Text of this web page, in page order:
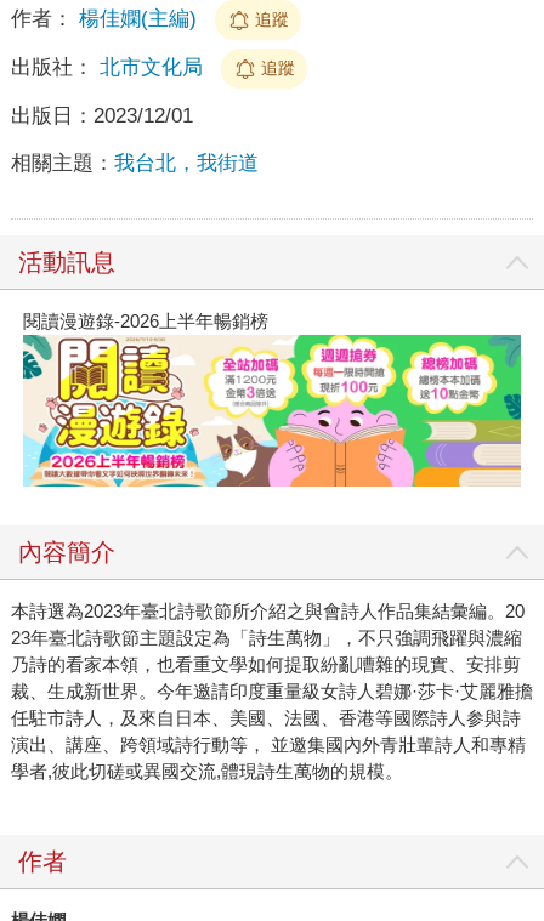
作者： 楊佳嫻(主編) 追蹤
出版社： 北市文化局 追蹤
出版日： 2023/12/01
相關主題： 我台北，我街道
活動訊息
閱讀漫遊錄-2026上半年暢銷榜
內容簡介
本詩選為2023年臺北詩歌節所介紹之與會詩人作品集結彙編。20
23年臺北詩歌節主題設定為「詩生萬物」，不只強調飛躍與濃縮
乃詩的看家本領，也看重文學如何提取紛亂嘈雜的現實、安排剪
裁、生成新世界。今年邀請印度重量級女詩人碧娜·莎卡·艾麗雅擔
任駐市詩人，及來自日本、美國、法國、香港等國際詩人参與詩
演出、講座、跨領域詩行動等， 並邀集國內外青壯輩詩人和專精
學者,彼此切磋或異國交流,體現詩生萬物的規模。
作者